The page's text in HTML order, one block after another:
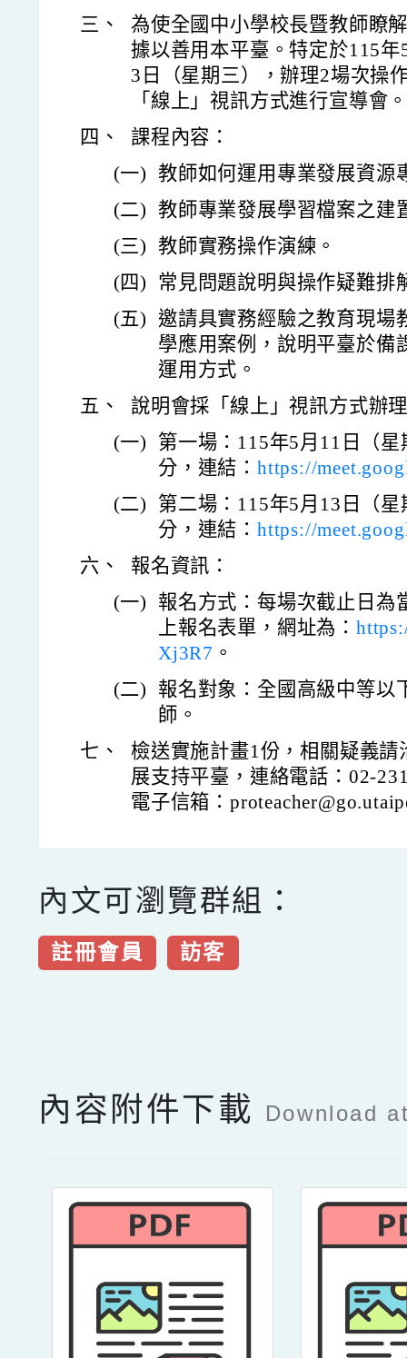
三、
為使全國中小學校長暨教師瞭
據以善用本平臺。特定於115
3日（星期三），辦理2場次操
「線上」視訊方式進行宣導會
四、
課程內容：
(一) 教師如何運用專業發展資源
(二) 教師專業發展學習檔案之建
(三) 教師實務操作演練。
(四)
常見問題說明與操作疑難排
(五) 邀請具實務經驗之教育現場
學應用案例，說明平臺於備
運用方式。
五、
說明會採「線上」視訊方式辦
(一)
第一場：115年5月11日（
分，連結： https://
(二)
第二場：115年5月13日（
分，連結： https://
六、
報名資訊：
(一)
報名方式：每場次截止日為
上報名表單，網址為：
Xj3R7 。
(二)
報名對象：全國高級中等以
師。
七、
檢送實施計畫1份，相關疑義
展支持平臺，連絡電話：02-
電子信箱：
內文可瀏覽群組：
註冊會員 訪客
內容附件下載 Download